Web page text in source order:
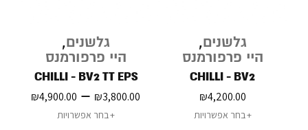
גלשנים,
היי פרפורמנס
CHILLI - BV2
₪4,200.00
בחר אפשרויות
גלשנים,
היי פרפורמנס
CHILLI - BV2 TT EPS
₪3,800.00
–
₪4,900.00
בחר אפשרויות